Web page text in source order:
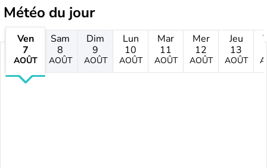
Météo du jour
Ven
7
AOÛT
Sam
8
AOÛT
Dim
9
AOÛT
Lun
10
AOÛT
Mar
11
AOÛT
Mer
12
AOÛT
Jeu
13
AOÛT